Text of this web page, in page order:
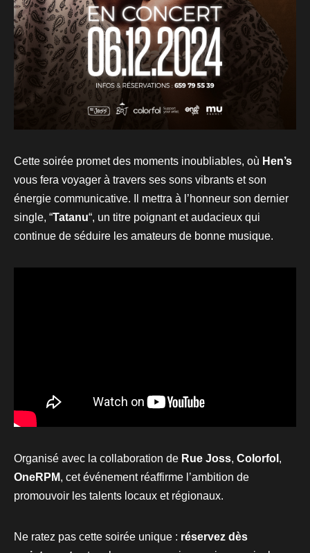
Cette soirée promet des moments inoubliables, où Hen’s
vous fera voyager à travers ses sons vibrants et son
énergie communicative. Il mettra à l’honneur son dernier
single, “Tatanu“, un titre poignant et audacieux qui
continue de séduire les amateurs de bonne musique.
Organisé avec la collaboration de Rue Joss, Colorfol ,
OneRPM, cet événement réaffirme l’ambition de
promouvoir les talents locaux et régionaux.
Ne ratez pas cette soirée unique : réservez dès